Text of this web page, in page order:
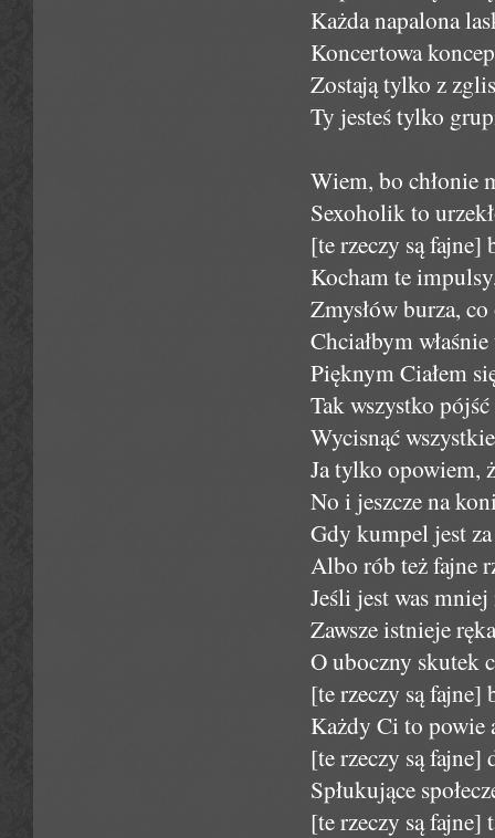
Każda napalona
Koncertowa
Zostają tylko z
Ty jesteś tylko
Wiem, bo chłonie
Sexoholik to
[te rzeczy są
Kocham te
Zmysłów burza,
Chciałbym właśnie
Pięknym Ciałem
Tak wszystko pójść
Wycisnąć
Ja tylko opowiem,
No i jeszcze na
Gdy kumpel jest
Albo rób też fajne
Jeśli jest was
Zawsze istnieje
O uboczny skutek
[te rzeczy są
Każdy Ci to powie
[te rzeczy są fajne]
Spłukujące
[te rzeczy są